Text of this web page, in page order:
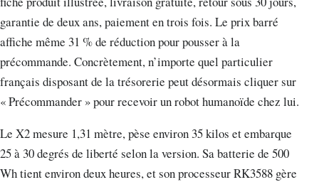
garantie de deux ans, paiement en trois fois. Le prix barré
affiche même 31 % de réduction pour pousser à la
précommande. Concrètement, n’importe quel particulier
français disposant de la trésorerie peut désormais cliquer sur
« Précommander » pour recevoir un robot humanoïde chez lui.
Le X2 mesure 1,31 mètre, pèse environ 35 kilos et embarque
25 à 30 degrés de liberté selon la version. Sa batterie de 500
Wh tient environ deux heures, et son processeur RK3588 gère